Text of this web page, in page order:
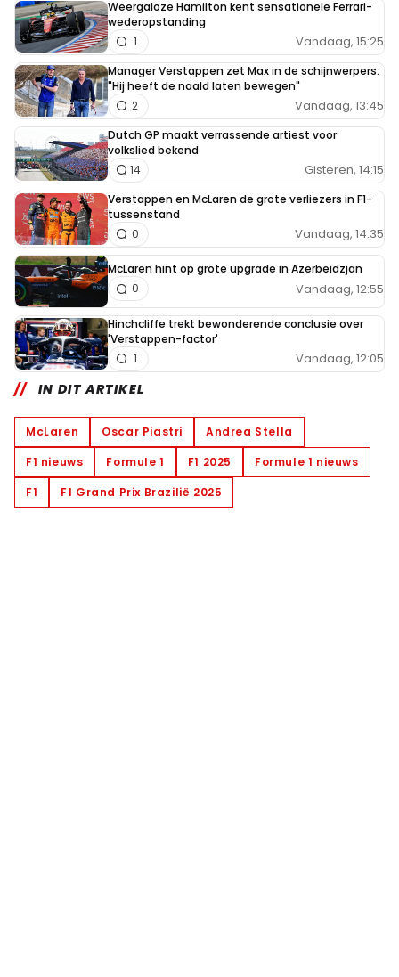
Weergaloze Hamilton kent sensationele Ferrari-
wederopstanding
Vandaag, 15:25
1
Manager Verstappen zet Max in de schijnwerpers:
"Hij heeft de naald laten bewegen"
Vandaag, 13:45
2
Dutch GP maakt verrassende artiest voor
volkslied bekend
Gisteren, 14:15
14
Verstappen en McLaren de grote verliezers in F1-
tussenstand
Vandaag, 14:35
0
McLaren hint op grote upgrade in Azerbeidzjan
Vandaag, 12:55
0
Hinchcliffe trekt bewonderende conclusie over
'Verstappen-factor'
Vandaag, 12:05
1
IN DIT ARTIKEL
McLaren Oscar Piastri
Andrea Stella
F1 nieuws
Formule 1 F1 2025
Formule 1 nieuws
F1
F1 Grand Prix Brazilië 2025